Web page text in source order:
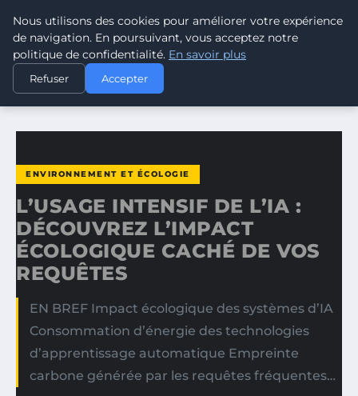
CLIMATE GUARDIAN
ACCUEIL
ENVIRONNEMENT ET ÉCOLOGIE
L’USAGE INTENSIF DE L’IA : DÉCOUVREZ L’IMPACT…
ENVIRONNEMENT ET ÉCOLOGIE
L’USAGE INTENSIF DE L’IA :
DÉCOUVREZ L’IMPACT
ÉCOLOGIQUE CACHÉ DE VOS
REQUÊTES
EN BREF Impact écologique des systèmes d’IA
Consommation d’énergie des technologies
d’apprentissage automatique Empreinte
carbone générée par les requêtes fréquentes…
Nous utilisons des cookies pour améliorer votre expérience
de navigation. En poursuivant, vous acceptez notre
politique de confidentialité. En savoir plus
Refuser Accepter